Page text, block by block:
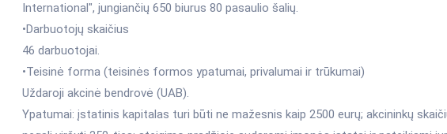
International", jungiančių 650 biurus 80 pasaulio šalių.
•Darbuotojų skaičius
46 darbuotojai.
•Teisinė forma (teisinės formos ypatumai, privalumai ir trūkumai)
Uždaroji akcinė bendrovė (UAB).
Ypatumai: įstatinis kapitalas turi būti ne mažesnis kaip 2500 eurų; akcininkų